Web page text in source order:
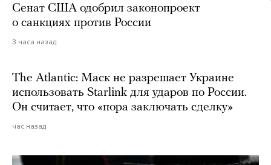
Сенат США одобрил законопроект
о санкциях против России
3 часа назад
The Atlantic: Маск не разрешает Украине
использовать Starlink для ударов по России.
Он считает, что «пора заключать сделку»
час назад